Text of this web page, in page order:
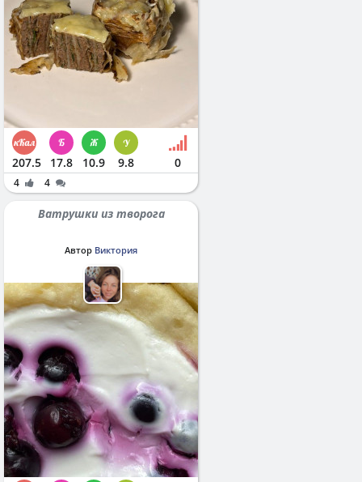
207.5 17.8 10.9 9.8 0
4 4
Ватрушки из творога
Автор Виктория